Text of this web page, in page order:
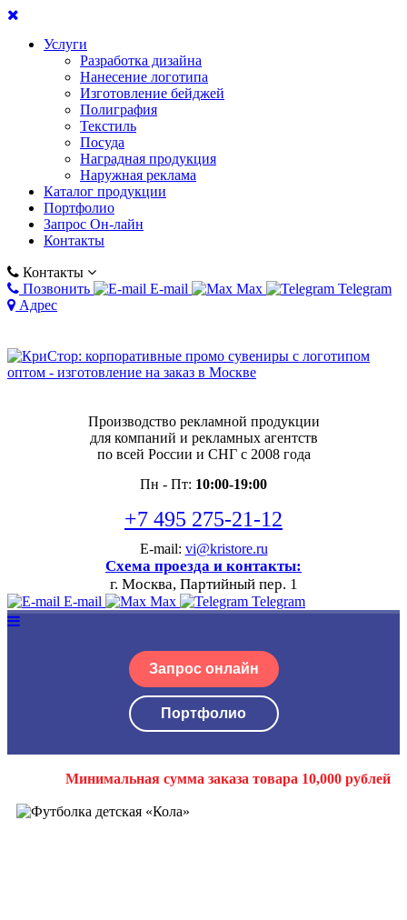
Услуги
Разработка дизайна
Нанесение логотипа
Изготовление бейджей
Полиграфия
Текстиль
Посуда
Наградная продукция
Наружная реклама
Каталог продукции
Портфолио
Запрос Он-лайн
Контакты
Контакты
Позвонить
E-mail Max
Telegram
Адрес
Производство рекламной продукции
для компаний и рекламных агентств
по всей России и СНГ с 2008 года
Пн - Пт: 10:00-19:00
+7 495 275-21-12
E-mail: vi@kristore.ru
Схема проезда и контакты:
г. Москва, Партийный пер. 1
E-mail Max Telegram
Запрос онлайн
Портфолио
Минимальная сумма заказа товара 10,000 рублей